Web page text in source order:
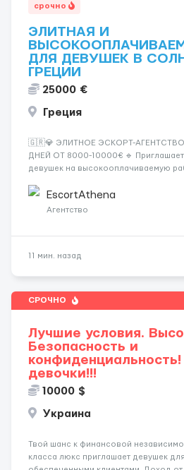
срочно
ЭЛИТНАЯ И
ДЛЯ ДЕВУШЕК В
ГРЕЦИИ
25000 €
Греция
🇬🇷💎 ЭЛИТНОЕ ЭСКОРТ-
ДНЕЙ ОТ 8000-10000€ 🔹 Приглашает
девушек на высокооплачиваемую
хорошие деньги 💶 — это
Требования: ✔️ Возраст от ...
EscortAthena
Агентство
11 мин. назад
СРОЧНО
Лучшие условия.
Безопасность и
девочки!!!
10000 $
Украина
Твой шанс к финансовой
класса люкс приглашает девушек